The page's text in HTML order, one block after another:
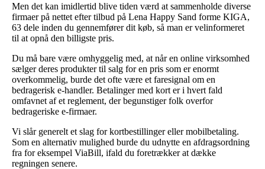
Men det kan imidlertid blive tiden værd at sammenholde diverse
firmaer på nettet efter tilbud på Lena Happy Sand forme KIGA,
63 dele inden du gennemfører dit køb, så man er velinformeret
til at opnå den billigste pris.
Du må bare være omhyggelig med, at når en online virksomhed
sælger deres produkter til salg for en pris som er enormt
overkommelig, burde det ofte være et faresignal om en
bedragerisk e-handler. Betalinger med kort er i hvert fald
omfavnet af et reglement, der begunstiger folk overfor
bedrageriske e-firmaer.
Vi slår generelt et slag for kortbestillinger eller mobilbetaling.
Som en alternativ mulighed burde du udnytte en afdragsordning
fra for eksempel ViaBill, ifald du foretrækker at dække
regningen senere.